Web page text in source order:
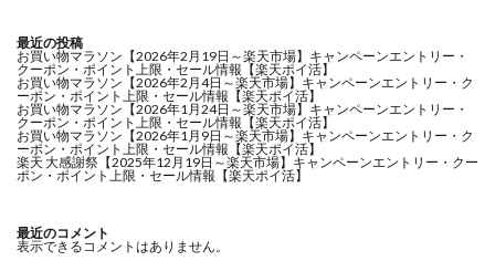
最近の投稿
お買い物マラソン【2026年2月19日～楽天市場】キャンペーンエントリー・
クーポン・ポイント上限・セール情報【楽天ポイ活】
お買い物マラソン【2026年2月4日～楽天市場】キャンペーンエントリー・ク
ーポン・ポイント上限・セール情報【楽天ポイ活】
お買い物マラソン【2026年1月24日～楽天市場】キャンペーンエントリー・
クーポン・ポイント上限・セール情報【楽天ポイ活】
お買い物マラソン【2026年1月9日～楽天市場】キャンペーンエントリー・ク
ーポン・ポイント上限・セール情報【楽天ポイ活】
楽天 大感謝祭【2025年12月19日～楽天市場】キャンペーンエントリー・クー
ポン・ポイント上限・セール情報【楽天ポイ活】
最近のコメント
表示できるコメントはありません。